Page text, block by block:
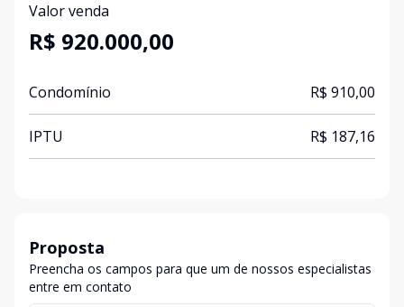
Valor venda
R$ 920.000,00
Condomínio R$ 910,00
IPTU R$ 187,16
Proposta
Preencha os campos para que um de nossos especialistas
entre em contato